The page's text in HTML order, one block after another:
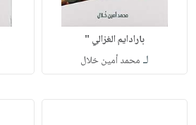
بارادايم الغزالي "
لـ محمد أمين خلال